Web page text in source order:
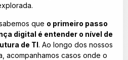
que o primeiro passo
digital é entender o nível de
de TI. Ao longo dos nossos
acompanhamos casos onde o